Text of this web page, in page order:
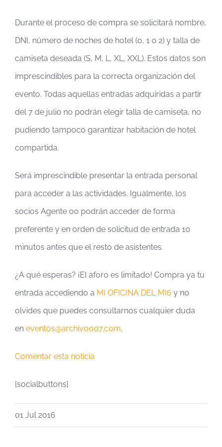
Durante el proceso de compra se solicitará nombre,
DNI, número de noches de hotel (0, 1 o 2) y talla de
camiseta deseada (S, M, L, XL, XXL). Estos datos son
imprescindibles para la correcta organización del
evento. Todas aquellas entradas adquiridas a partir
del 7 de julio no podrán elegir talla de camiseta, no
pudiendo tampoco garantizar habitación de hotel
compartida.
Será imprescindible presentar la entrada personal
para acceder a las actividades. Igualmente, los
socios Agente 00 podrán acceder de forma
preferente y en orden de solicitud de entrada 10
minutos antes que el resto de asistentes.
¿A qué esperas? ¡El aforo es limitado! Compra ya tu
entrada accediendo a MI OFICINA DEL MI6 y no
olvides que puedes consultarnos cualquier duda
en eventos@archivo007.com.
Comentar esta noticia
{socialbuttons}
01 Jul 2016